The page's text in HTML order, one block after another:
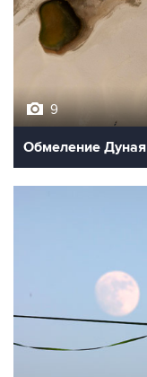
Обмеление Дуная